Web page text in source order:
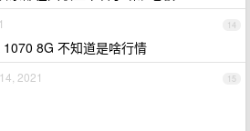
14
8G 不知道是啥行情
15
2021